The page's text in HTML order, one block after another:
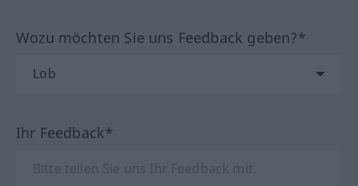
Wozu möchten Sie uns Feedback geben?*
Ihr Feedback*